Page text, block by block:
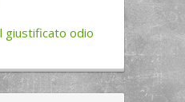
giustificato odio